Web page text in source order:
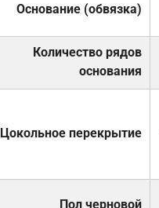
Основание (обвязка)
Количество рядов
основания
Цокольное перекрытие
Пол черновой